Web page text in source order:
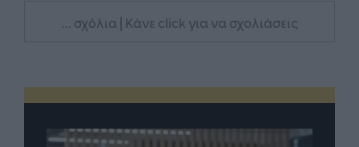
... σχόλια | Κάνε click για να σχολιάσεις